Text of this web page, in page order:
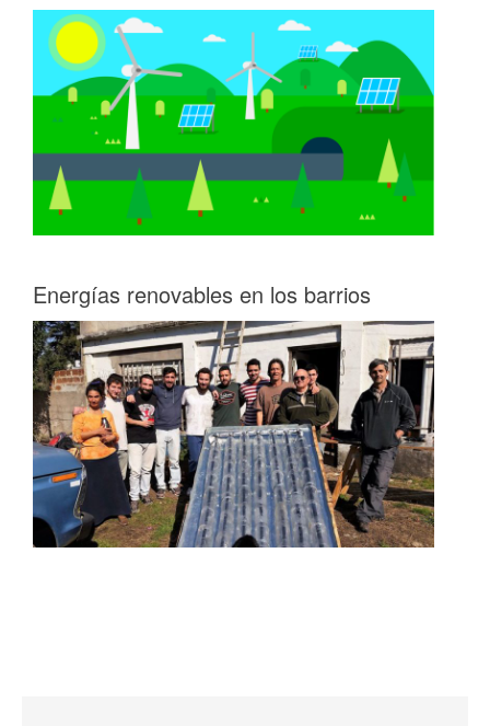
Energías renovables en los barrios